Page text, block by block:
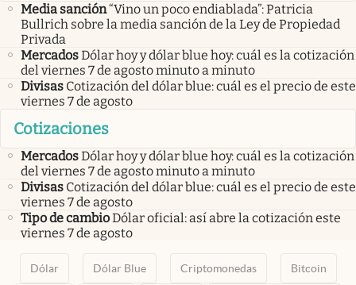
Media sanción“Vino un poco endiablada”: Patricia
Bullrich sobre la media sanción de la Ley de Propiedad
Privada
MercadosDólar hoy y dólar blue hoy: cuál es la cotización
del viernes 7 de agosto minuto a minuto
Divisas Cotización del dólar blue: cuál es el precio de este
viernes 7 de agosto
Cotizaciones
MercadosDólar hoy y dólar blue hoy: cuál es la cotización
del viernes 7 de agosto minuto a minuto
Divisas Cotización del dólar blue: cuál es el precio de este
viernes 7 de agosto
Tipo de cambioDólar oficial: así abre la cotización este
viernes 7 de agosto
Dólar Dólar Blue Criptomonedas Bitcoin